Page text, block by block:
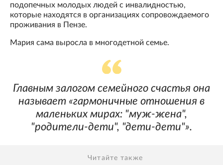
подопечных молодых людей с инвалидностью,
которые находятся в организациях сопровождаемого
проживания в Пензе.
Мария сама выросла в многодетной семье.
Главным залогом семейного счастья она
называет «гармоничные отношения в
маленьких мирах: "муж-жена",
"родители-дети", "дети-дети"».
Читайте также